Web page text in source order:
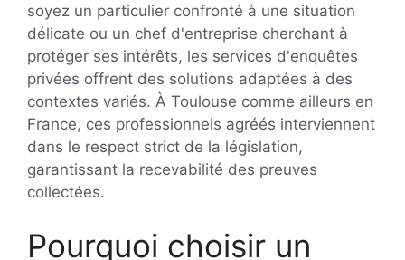
soyez un particulier confronté à une situation
délicate ou un chef d'entreprise cherchant à
protéger ses intérêts, les services d'enquêtes
privées offrent des solutions adaptées à des
contextes variés. À Toulouse comme ailleurs en
France, ces professionnels agréés interviennent
dans le respect strict de la législation,
garantissant la recevabilité des preuves
collectées.
Pourquoi choisir un